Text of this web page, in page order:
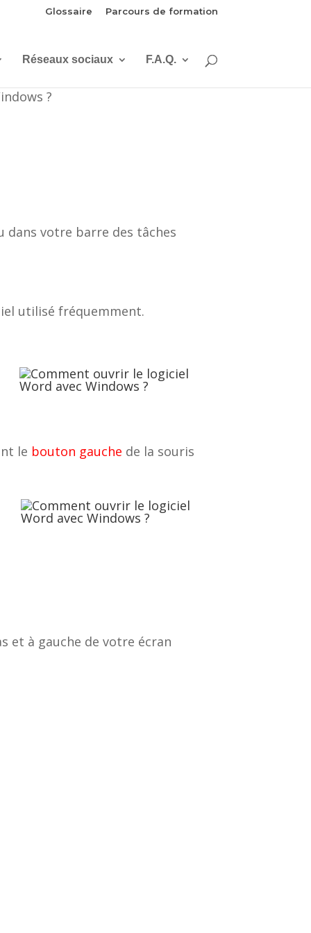
Glossaire Parcours de formation
Réseaux sociaux F.A.Q.
?
dans votre barre des tâches
utilisé fréquemment.
le bouton gauche de la souris
et à gauche de votre écran